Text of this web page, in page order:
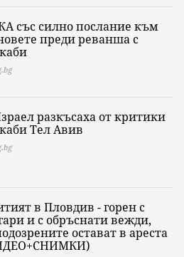
със силно послание към
преди реванша с
разкъсаха от критики
Тел Авив
в Пловдив - горен с
и с обръснати вежди,
остават в ареста